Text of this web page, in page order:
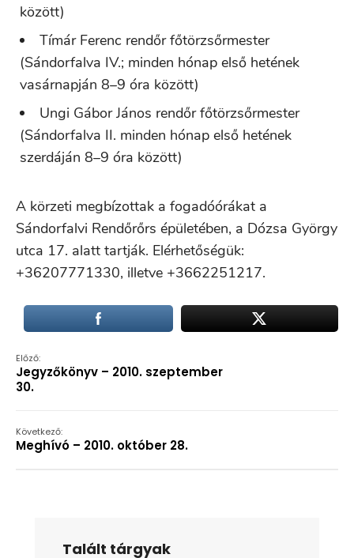
között)
Tímár Ferenc rendőr főtörzsőrmester
(Sándorfalva IV.; minden hónap első hetének
vasárnapján 8–9 óra között)
Ungi Gábor János rendőr főtörzsőrmester
(Sándorfalva II. minden hónap első hetének
szerdáján 8–9 óra között)
A körzeti megbízottak a fogadóórákat a
Sándorfalvi Rendőrőrs épületében, a Dózsa György
utca 17. alatt tartják. Elérhetőségük:
+36207771330, illetve +3662251217.
Előző:
Jegyzőkönyv – 2010. szeptember
30.
Következő:
Meghívó – 2010. október 28.
Talált tárgyak